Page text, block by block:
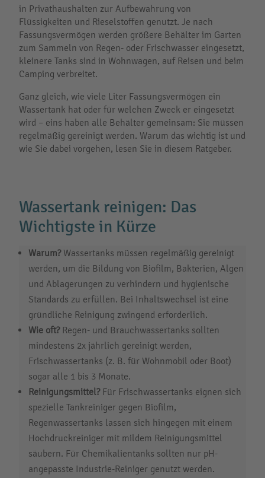
in Privathaushalten zur Aufbewahrung von
Flüssigkeiten und Rieselstoffen genutzt. Je nach
Fassungsvermögen werden größere Behälter im Garten
zum Sammeln von Regen- oder Frischwasser eingesetzt,
kleinere Tanks sind in Wohnwagen, auf Reisen und beim
Camping verbreitet.
Ganz gleich, wie viele Liter Fassungsvermögen ein
Wassertank hat oder für welchen Zweck er eingesetzt
wird – eins haben alle Behälter gemeinsam: Sie müssen
regelmäßig gereinigt werden. Warum das wichtig ist und
wie Sie dabei vorgehen, lesen Sie in diesem Ratgeber.
Wassertank reinigen: Das
Wichtigste in Kürze
Warum?Wassertanks müssen regelmäßig gereinigt
werden, um die Bildung von Biofilm, Bakterien, Algen
und Ablagerungen zu verhindern und hygienische
Standards zu erfüllen. Bei Inhaltswechsel ist eine
gründliche Reinigung zwingend erforderlich.
Wie oft?Regen- und Brauchwassertanks sollten
mindestens 2x jährlich gereinigt werden,
Frischwassertanks (z. B. für Wohnmobil oder Boot)
sogar alle 1 bis 3 Monate.
Reinigungsmittel?Für Frischwassertanks eignen sich
spezielle Tankreiniger gegen Biofilm,
Regenwassertanks lassen sich hingegen mit einem
Hochdruckreiniger mit mildem Reinigungsmittel
säubern. Für Chemikalientanks sollten nur pH-
angepasste Industrie-Reiniger genutzt werden.